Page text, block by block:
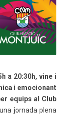
a 20:30h, vine i
i emocionant
equips al Club
jornada plena